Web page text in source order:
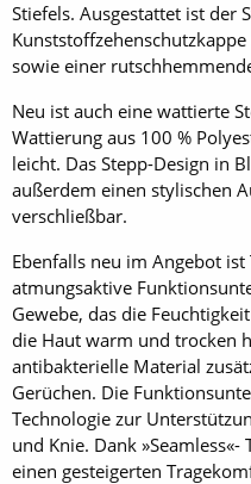
Stiefels. Aus­gestattet ist der
sowie einer
Neu ist auch eine wattierte
Wattierung aus 100 %
leicht. Das Stepp-Design in
außerdem einen stylischen
verschließbar.
Ebenfalls neu im Angebot
atmungsaktive
Gewebe, das die
die Haut warm und trocken
antibakterielle Material
Gerüchen. Die
Technologie zur
und Knie. Dank
einen gesteigerten